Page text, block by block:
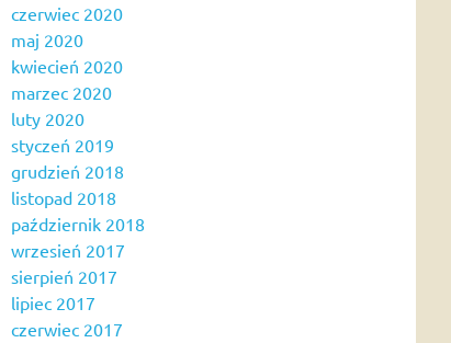
czerwiec 2020
maj 2020
kwiecień 2020
marzec 2020
luty 2020
styczeń 2019
grudzień 2018
listopad 2018
październik 2018
wrzesień 2017
sierpień 2017
lipiec 2017
czerwiec 2017